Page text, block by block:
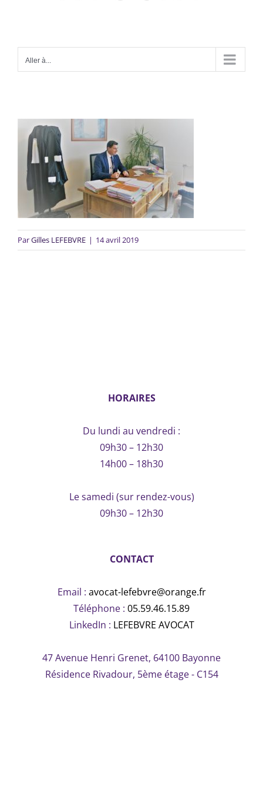
Aller à...
ParGilles LEFEBVRE | 14 avril 2019
HORAIRES
Du lundi au vendredi :
09h30 – 12h30
14h00 – 18h30
Le samedi (sur rendez-vous)
09h30 – 12h30
CONTACT
Email : avocat-lefebvre@orange.fr
Téléphone : 05.59.46.15.89
LinkedIn : LEFEBVRE AVOCAT
47 Avenue Henri Grenet, 64100 Bayonne
Résidence Rivadour, 5ème étage - C154